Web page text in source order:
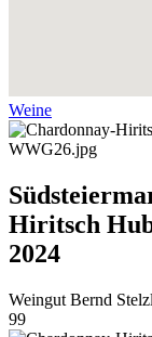
Weine
Hiritsch
2024
Weingut Bernd Stelzl
99